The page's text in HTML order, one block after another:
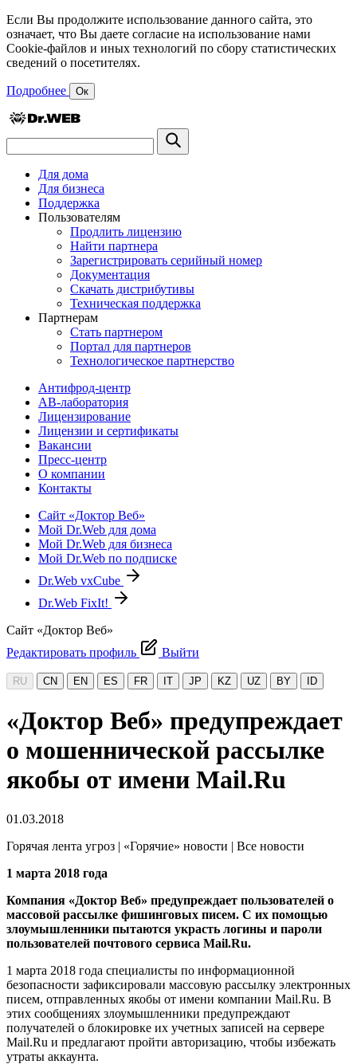
Если Вы продолжите использование данного сайта, это
означает, что Вы даете согласие на использование нами
Cookie-файлов и иных технологий по сбору статистических
сведений о посетителях.
Подробнее Ок
Для дома
Для бизнеса
Поддержка
Пользователям
Продлить лицензию
Найти партнера
Зарегистрировать серийный номер
Документация
Скачать дистрибутивы
Техническая поддержка
Партнерам
Стать партнером
Портал для партнеров
Технологическое партнерство
Антифрод-центр
АВ-лаборатория
Лицензирование
Лицензии и сертификаты
Вакансии
Пресс-центр
О компании
Контакты
Сайт «Доктор Веб»
Мой Dr.Web для дома
Мой Dr.Web для бизнеса
Мой Dr.Web по подписке
Dr.Web vxCube
Dr.Web FixIt!
Сайт «Доктор Веб»
Редактировать профиль
Выйти
RU CN EN ES FR IT JP KZ UZ BY ID
«Доктор Веб» предупреждает
о мошеннической рассылке
якобы от имени Mail.Ru
01.03.2018
Горячая лента угроз | «Горячие» новости | Все новости
1 марта 2018 года
Компания «Доктор Веб» предупреждает пользователей о
массовой рассылке фишинговых писем. С их помощью
злоумышленники пытаются украсть логины и пароли
пользователей почтового сервиса Mail.Ru.
1 марта 2018 года специалисты по информационной
безопасности зафиксировали массовую рассылку электронных
писем, отправленных якобы от имени компании Mail.Ru. В
этих сообщениях злоумышленники предупреждают
получателей о блокировке их учетных записей на сервере
Mail.Ru и предлагают пройти авторизацию, чтобы избежать
утраты аккаунта.